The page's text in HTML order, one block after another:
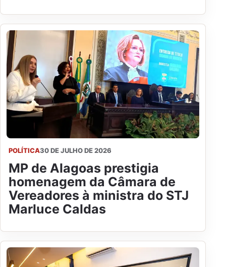
POLÍTICA30 DE JULHO DE 2026
MP de Alagoas prestigia
homenagem da Câmara de
Vereadores à ministra do STJ
Marluce Caldas